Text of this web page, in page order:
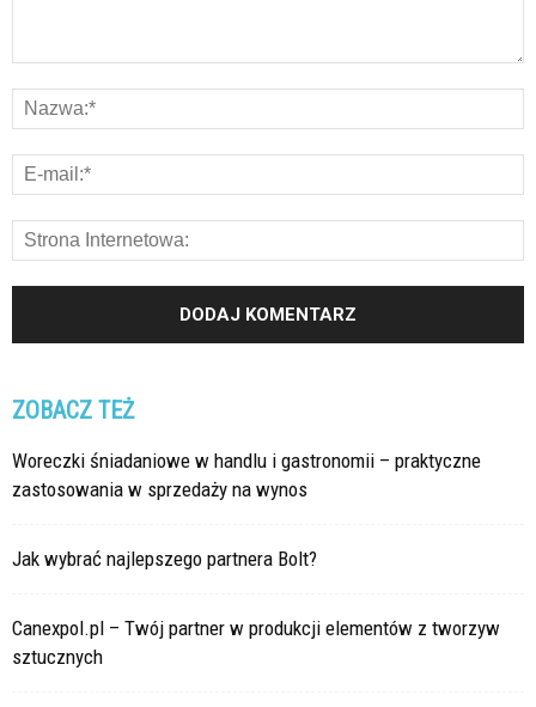
ZOBACZ TEŻ
Woreczki śniadaniowe w handlu i gastronomii – praktyczne
zastosowania w sprzedaży na wynos
Jak wybrać najlepszego partnera Bolt?
Canexpol.pl – Twój partner w produkcji elementów z tworzyw
sztucznych